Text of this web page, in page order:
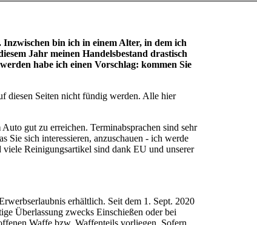
bin ich in einem Alter, in dem ich
Jahr meinen Handelsbestand drastisch
habe ich einen Vorschlag: kommen Sie
diesen Seiten nicht fündig werden. Alle hier
gut zu erreichen. Terminabsprachen sind sehr
Sie sich interessieren, anzuschauen - ich werde
Reinigungsartikel sind dank EU und unserer
erhältlich. Seit dem 1. Sept. 2020
Überlassung zwecks Einschießen oder bei